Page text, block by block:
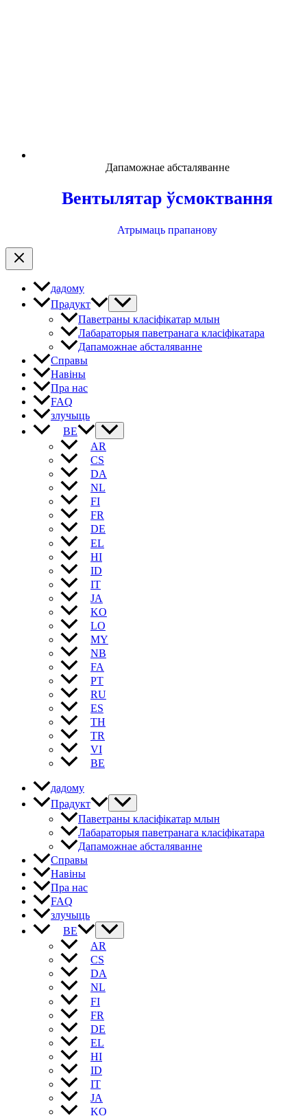
Дапаможнае абсталяванне
Вентылятар ўсмоктвання
Атрымаць прапанову
дадому
Прадукт
Паветраны класіфікатар млын
Лабараторыя паветранага класіфікатара
Дапаможнае абсталяванне
Справы
Навіны
Пра нас
FAQ
злучыць
BE
AR
CS
DA
NL
FI
FR
DE
EL
HI
ID
IT
JA
KO
LO
MY
NB
FA
PT
RU
ES
TH
TR
VI
BE
дадому
Прадукт
Паветраны класіфікатар млын
Лабараторыя паветранага класіфікатара
Дапаможнае абсталяванне
Справы
Навіны
Пра нас
FAQ
злучыць
BE
AR
CS
DA
NL
FI
FR
DE
EL
HI
ID
IT
JA
KO